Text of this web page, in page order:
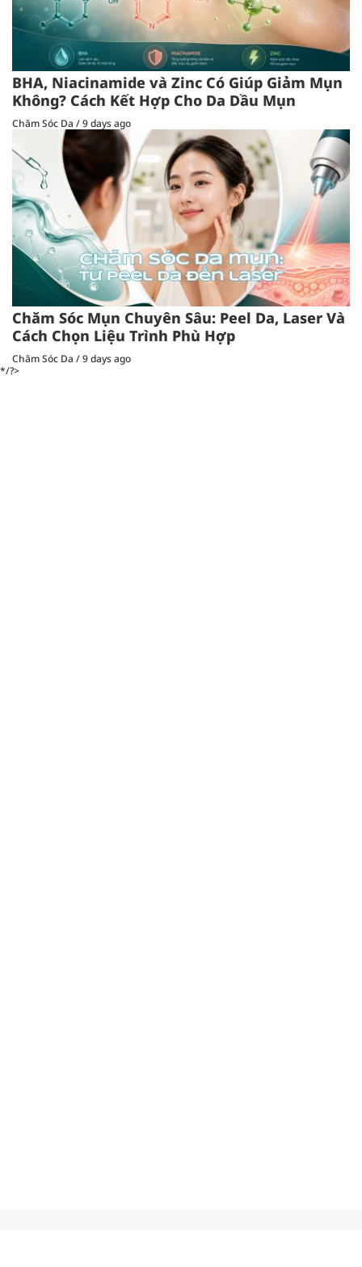
BHA, Niacinamide và Zinc Có Giúp Giảm Mụn
Không? Cách Kết Hợp Cho Da Dầu Mụn
Chăm Sóc Da /9 days ago
Chăm Sóc Mụn Chuyên Sâu: Peel Da, Laser Và
Cách Chọn Liệu Trình Phù Hợp
Chăm Sóc Da /9 days ago
*/?>